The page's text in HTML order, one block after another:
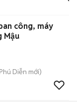
công, máy
Mậu
Diễn mới)